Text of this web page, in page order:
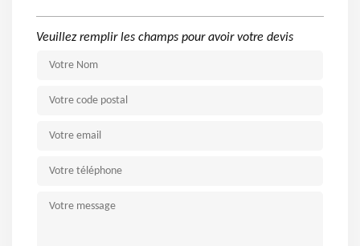
Veuillez remplir les champs pour avoir votre devis